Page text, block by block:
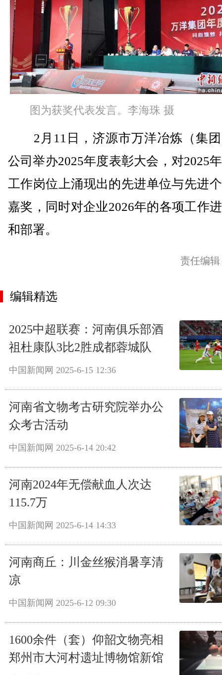
图为获奖代表发言。李海珠 摄
2月11日，济源市万洋冶炼（集团
公司举办2025年度表彰大会，对2025
工作岗位上涌现出的先进单位与先进
嘉奖，同时对企业2026年的各项工作
和部署。
责任编
编辑精选
2025中超联赛：河南俱乐部酒
祖杜康队3比2胜成都蓉城队
中国新闻网 2025-6-15 12:36
河南省文物考古研究院举办公
众考古活动
中国新闻网 2025-6-14 20:42
河南2024年无偿献血人次达
115.7万
中国新闻网 2025-6-14 14:33
河南商丘：川金丝猴消暑享清
凉
中国新闻网 2025-6-12 09:30
1600余件（套）仰韶文物亮相
郑州市大河村遗址博物馆新馆